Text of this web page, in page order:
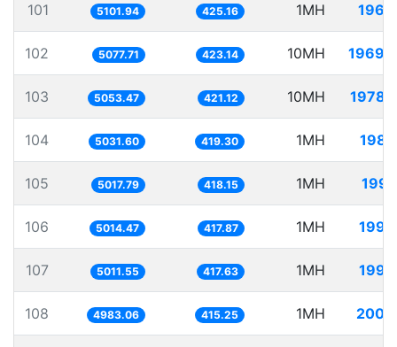
101 5101.94 425.16 1MH
102 5077.71 423.14 10MH
103 5053.47 421.12 10MH
104 5031.60 419.30 1MH
105 5017.79 418.15 1MH
106 5014.47 417.87 1MH
107 5011.55 417.63 1MH
108 4983.06 415.25 1MH